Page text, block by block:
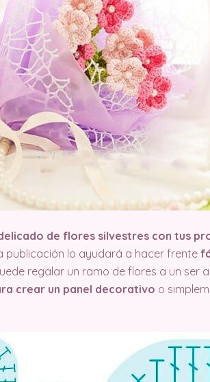
de flores silvestres con tus
lo ayudará a hacer frente
regalar un ramo de flores a un ser
crear un panel decorativo o